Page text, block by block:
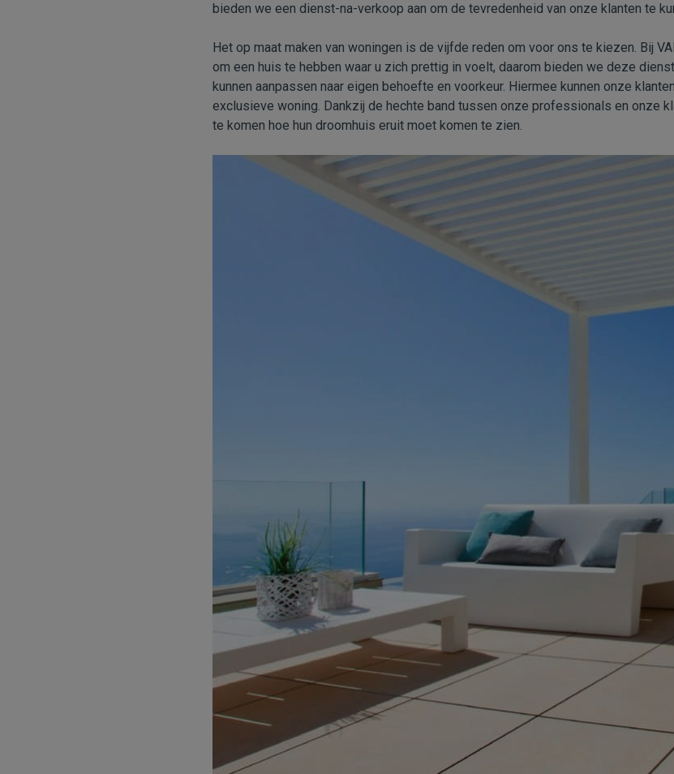
bieden we een dienst-na-verkoop aan om de tevredenheid van onze klanten te
Het op maat maken van woningen is de vijfde reden om voor ons te kiezen. Bij
om een huis te hebben waar u zich prettig in voelt, daarom bieden we deze
kunnen aanpassen naar eigen behoefte en voorkeur. Hiermee kunnen onze
exclusieve woning. Dankzij de hechte band tussen onze professionals en onze
te komen hoe hun droomhuis eruit moet komen te zien.